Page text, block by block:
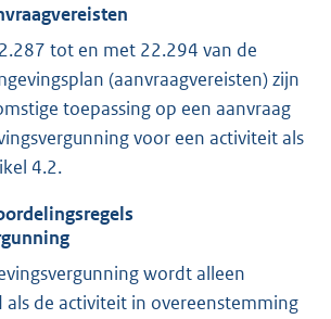
tot en met 22.294 van de
(aanvraagvereisten) zijn
toepassing op een aanvraag
voor een activiteit als
4.2.
wordt alleen
als de activiteit in overeenstemming